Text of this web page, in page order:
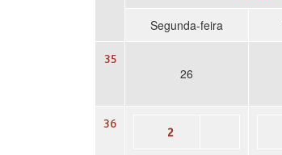
Segunda-feira
35
26
36
2